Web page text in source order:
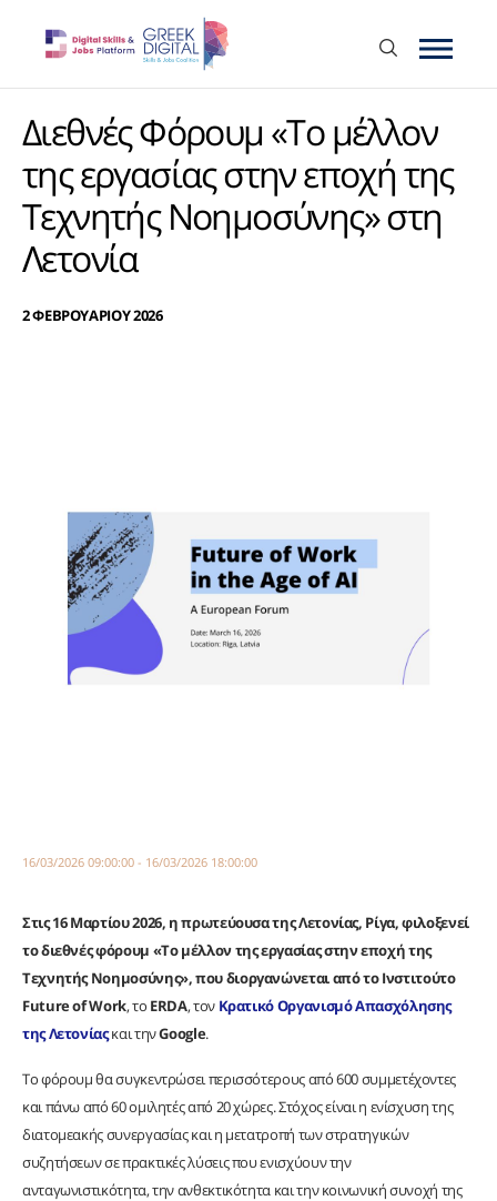
Διεθνές Φόρουμ «Το μέλλον
της εργασίας στην εποχή της
Τεχνητής Νοημοσύνης» στη
Λετονία
2 ΦΕΒΡΟΥΑΡΙΟΥ 2026
16/03/2026 09:00:00 - 16/03/2026 18:00:00
Στις 16 Μαρτίου 2026, η πρωτεύουσα της Λετονίας, Ρίγα, φιλοξενεί
το διεθνές φόρουμ «Το μέλλον της εργασίας στην εποχή της
Τεχνητής Νοημοσύνης», που διοργανώνεται από το Ινστιτούτο
Future of Work, το ERDA, τον Κρατικό Οργανισμό Απασχόλησης
της Λετονίαςκαι τηνGoogle.
Το φόρουμ θα συγκεντρώσει περισσότερους από 600 συμμετέχοντες
και πάνω από 60 ομιλητές από 20 χώρες. Στόχος είναι η ενίσχυση της
διατομεακής συνεργασίας και η μετατροπή των στρατηγικών
συζητήσεων σε πρακτικές λύσεις που ενισχύουν την
ανταγωνιστικότητα, την ανθεκτικότητα και την κοινωνική συνοχή της